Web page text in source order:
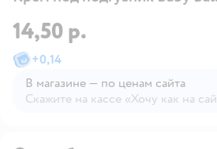
14,50 р.
+0,14
В магазине — по ценам сайта
Скажите на кассе «Хочу как на